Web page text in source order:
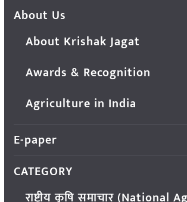
About Us
About Krishak Jagat
Awards & Recognition
Agriculture in India
E-paper
CATEGORY
राष्ट्रीय कृषि समाचार (National